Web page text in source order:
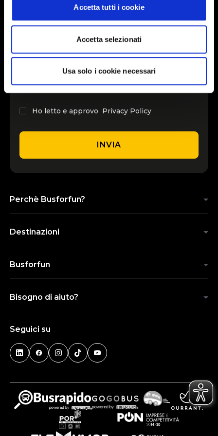
Accetta tutti i cookie
Accetta selezionati
Usa solo i cookie necessari
INSERISCI IL TUO NOME
Ho letto e approvo Privacy Policy
INVIA
Perchè Busforfun?
Destinazioni
Busforfun
Bisogno di aiuto?
Seguici su